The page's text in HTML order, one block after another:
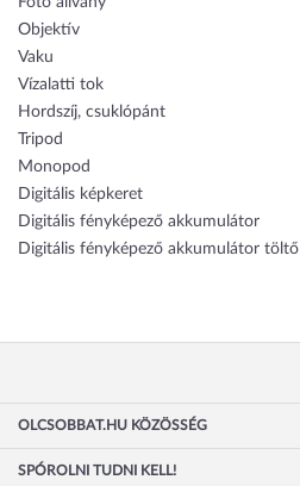
Objektív
Vaku
Vízalatti tok
Hordszíj, csuklópánt
Tripod
Monopod
Digitális képkeret
Digitális fényképező akkumulátor
Digitális fényképező akkumulátor töltő
OLCSOBBAT.HU KÖZÖSSÉG
SPÓROLNI TUDNI KELL!